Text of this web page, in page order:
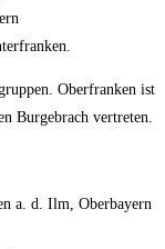
Ober­fran­ken ist
Bur­ge­brach vertreten.
a. d. Ilm, Oberbayern